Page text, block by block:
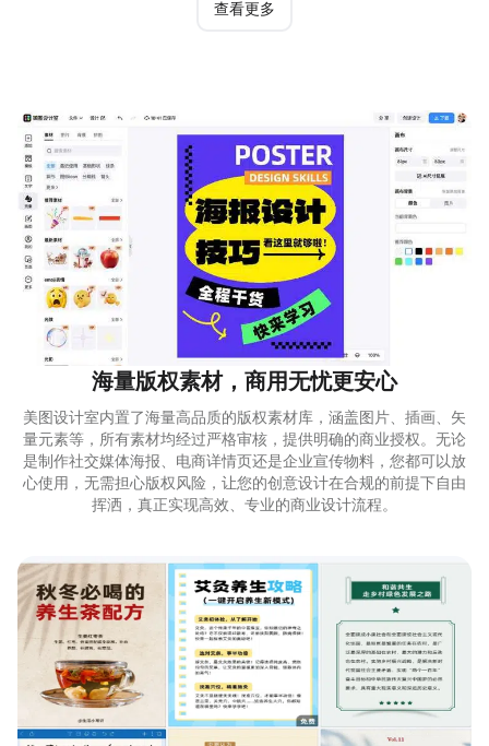
查看更多
海量版权素材，商用无忧更安心
美图设计室内置了海量高品质的版权素材库，涵盖图片、插画、矢
量元素等，所有素材均经过严格审核，提供明确的商业授权。无论
是制作社交媒体海报、电商详情页还是企业宣传物料，您都可以放
心使用，无需担心版权风险，让您的创意设计在合规的前提下自由
挥洒，真正实现高效、专业的商业设计流程。